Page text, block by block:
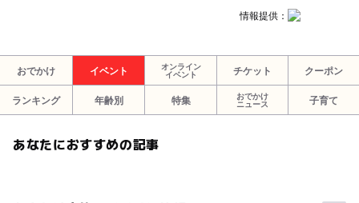
情報提供：
おでかけ イベント
オンライン
イベント
チケット クーポン
ランキング 年齢別 特集
おでかけ
ニュース
子育て
あなたにおすすめの記事